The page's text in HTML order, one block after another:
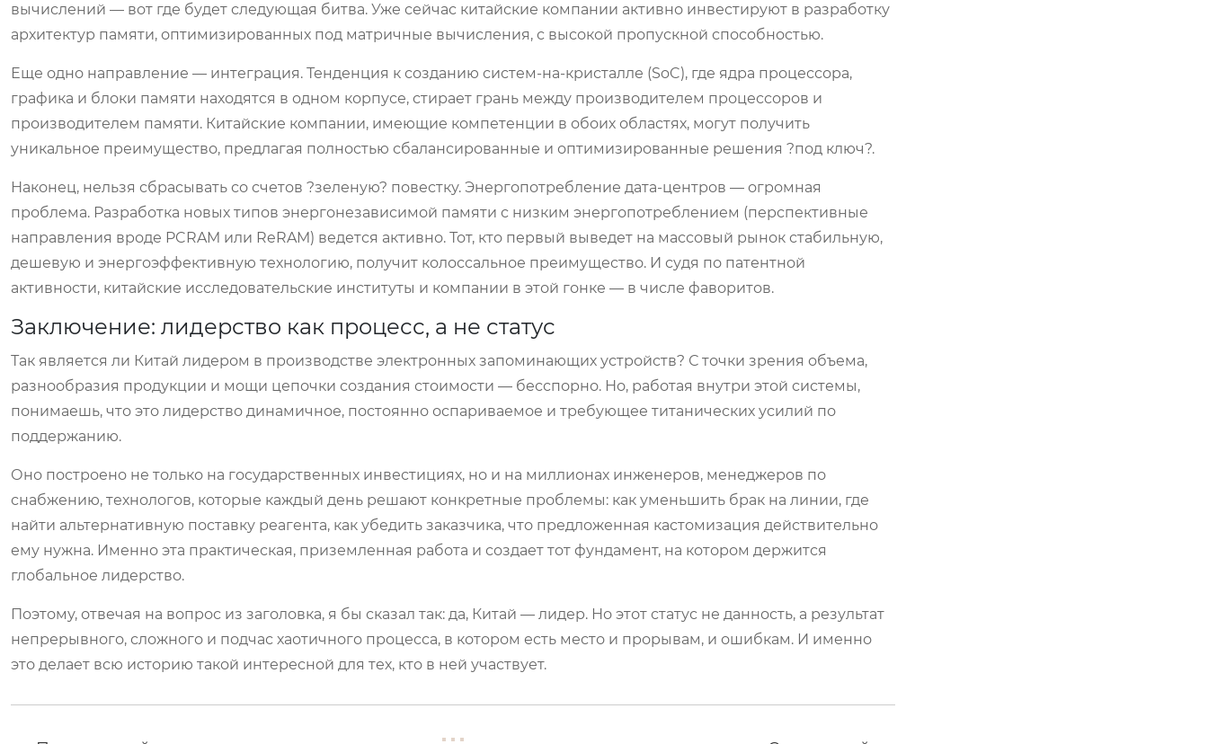
вычислений — вот где будет следующая битва. Уже сейчас китайские компании активно инвестируют в разработку
архитектур памяти, оптимизированных под матричные вычисления, с высокой пропускной способностью.
Еще одно направление — интеграция. Тенденция к созданию систем-на-кристалле (SoC), где ядра процессора,
графика и блоки памяти находятся в одном корпусе, стирает грань между производителем процессоров и
производителем памяти. Китайские компании, имеющие компетенции в обоих областях, могут получить
уникальное преимущество, предлагая полностью сбалансированные и оптимизированные решения ?под ключ?.
Наконец, нельзя сбрасывать со счетов ?зеленую? повестку. Энергопотребление дата-центров — огромная
проблема. Разработка новых типов энергонезависимой памяти с низким энергопотреблением (перспективные
направления вроде PCRAM или ReRAM) ведется активно. Тот, кто первый выведет на массовый рынок стабильную,
дешевую и энергоэффективную технологию, получит колоссальное преимущество. И судя по патентной
активности, китайские исследовательские институты и компании в этой гонке — в числе фаворитов.
Заключение: лидерство как процесс, а не статус
Так является ли Китай лидером в производстве электронных запоминающих устройств? С точки зрения объема,
разнообразия продукции и мощи цепочки создания стоимости — бесспорно. Но, работая внутри этой системы,
понимаешь, что это лидерство динамичное, постоянно оспариваемое и требующее титанических усилий по
поддержанию.
Оно построено не только на государственных инвестициях, но и на миллионах инженеров, менеджеров по
снабжению, технологов, которые каждый день решают конкретные проблемы: как уменьшить брак на линии, где
найти альтернативную поставку реагента, как убедить заказчика, что предложенная кастомизация действительно
ему нужна. Именно эта практическая, приземленная работа и создает тот фундамент, на котором держится
глобальное лидерство.
Поэтому, отвечая на вопрос из заголовка, я бы сказал так: да, Китай — лидер. Но этот статус не данность, а результат
непрерывного, сложного и подчас хаотичного процесса, в котором есть место и прорывам, и ошибкам. И именно
это делает всю историю такой интересной для тех, кто в ней участвует.